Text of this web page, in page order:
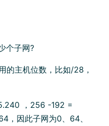
个子网?
的主机位数，比如/28，
，256 -192 =
，因此子网为0、64、